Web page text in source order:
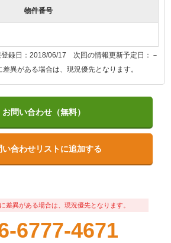
物件番号
登録日：2018/06/17 次回の情報更新予定日：－
異がある場合は、現況優先となります。
お問い合わせ（無料）
い合わせリストに追加する
差異がある場合は、現況優先となります。
6777-4671